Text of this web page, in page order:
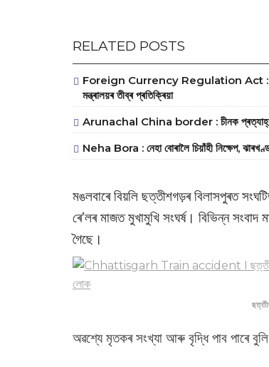
RELATED POSTS
Foreign Currency Regulation Act : বৈদেশিক
মন্ত্ৰালয়ৰ তীব্ৰ প্ৰতিক্ৰিয়া
Arunachal China border : চীনক প্ৰত্যাহ্বান
Neha Bora : নেহা বোৰালৈ চিয়াঁহী নিক্ষেপ,
মঙলবাৰে বিয়লি ছত্তীশগড়ৰ বিলাসপুৰত
ৰে’লৰ মাজত মুখামুখি সংঘৰ্ষ। বিভিন্ন
গৈছে।
অৱশ্যে মৃতকৰ সংখ্যা আৰু বৃদ্ধি পাব পাৰে